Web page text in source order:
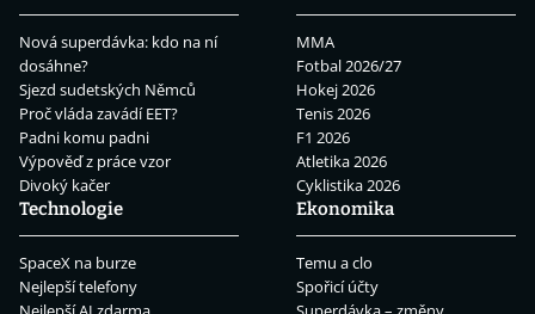
Nová superdávka: kdo na ní
dosáhne?
Sjezd sudetských Němců
Proč vláda zavádí EET?
Padni komu padni
Výpověď z práce vzor
Divoký kačer
MMA
Fotbal 2026/27
Hokej 2026
Tenis 2026
F1 2026
Atletika 2026
Cyklistika 2026
Technologie
SpaceX na burze
Nejlepší telefony
Ekonomika
Temu a clo
Spořicí účty